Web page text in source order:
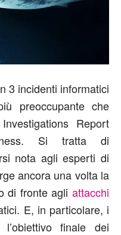
3 incidenti informatici
preoccupante che
Report
Si tratta di
nota agli esperti di
ancora una volta la
di fronte agli attacchi
E, in particolare, i
finale dei